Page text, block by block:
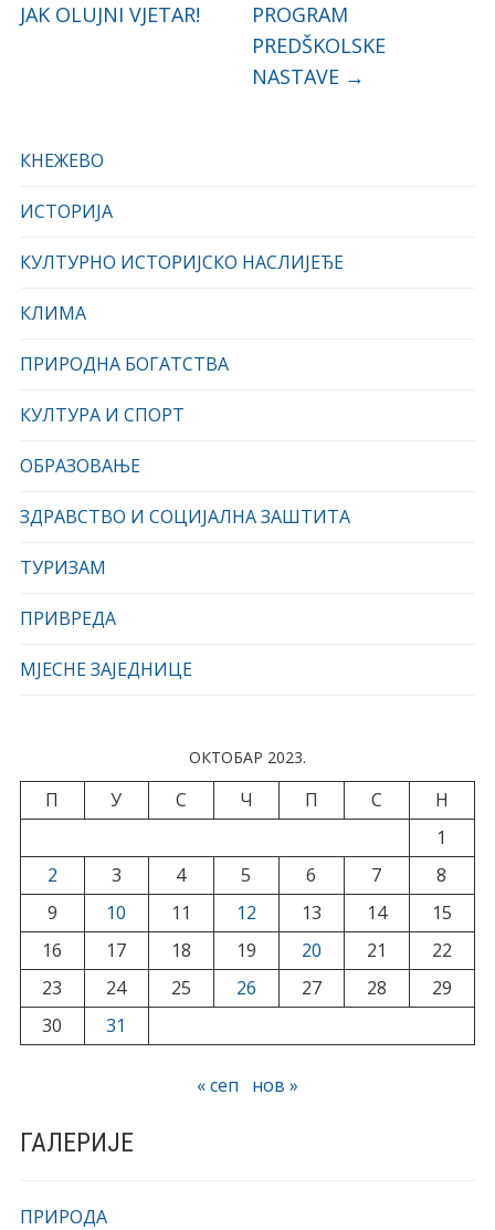
КНЕЖЕВО
ИСТОРИЈА
КУЛТУРНО ИСТОРИЈСКО НАСЛИЈЕЂЕ
КЛИМА
ПРИРОДНА БОГАТСТВА
КУЛТУРА И СПОРТ
ОБРАЗОВАЊЕ
ЗДРАВСТВО И СОЦИЈАЛНА ЗАШТИТА
ТУРИЗАМ
ПРИВРЕДА
МЈЕСНЕ ЗАЈЕДНИЦЕ
ОКТОБАР 2023.
П У С Ч П С
Н
1
2
3 4 5 6 7
8
9
10 11 12 13 14
15
16
17 18 19 20 21
22
23
24 25 26 27 28
29
30
31
« сеп нов »
JAK OLUJNI VJETAR!
PROGRAM
PREDŠKOLSKE
NASTAVE →
ГАЛЕРИЈЕ
ПРИРОДА